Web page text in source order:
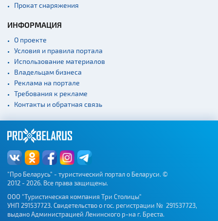
Театры
Концертные залы
экскурсий: г. Минск
Спортивные
сооружения
Веломаршруты
Аэропорты
вокзалы
Прокат снаряжения
ИНФОРМАЦИЯ
О проекте
Условия и правила портала
Использование материалов
Владельцам бизнеса
Реклама на портале
Требования к рекламе
Контакты и обратная связь
"Про Беларусь" - туристический портал о Беларуси. ©
2012 - 2026. Все права защищены.
ООО "Туристическая компания Три Столицы"
УНП 291537723. Свидетельство о гос. регистрации № 291537723,
выдано Администрацией Ленинского р-на г. Бреста.